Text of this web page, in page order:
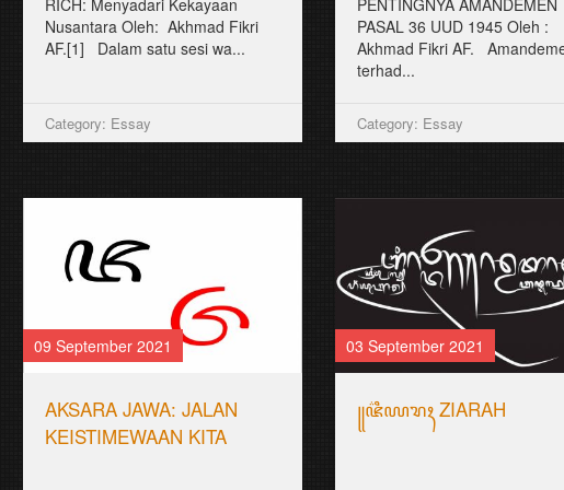
RICH: Menyadari Kekayaan
Nusantara Oleh: Akhmad Fikri
AF.[1] Dalam satu sesi wa...
Category: Essay
PENTINGNYA AMANDEMEN
PASAL 36 UUD 1945 Oleh :
Akhmad Fikri AF.
terhad...
Category: Essay
09 September 2021
AKSARA JAWA: JALAN
KEISTIMEWAAN KITA
03 September 2021
꧋ꦗ꦳ꦶꦪꦫꦃ ZIARAH